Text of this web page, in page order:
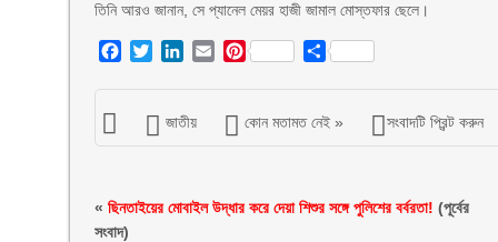
তিনি আরও জানান, সে প্যানেল মেয়র হাজী জামাল মোস্তফার ছেলে।
Facebook
TwitterLinkedIn
EmailPinterest Share
জাতীয় কোন মতামত নেই » সংবাদটি প্রিন্ট করুন
« ছিনতাইয়ের মোবাইল উদ্ধার করে দেয়া শিশুর সঙ্গে পুলিশের বর্বরতা! (পূর্বের
সংবাদ)